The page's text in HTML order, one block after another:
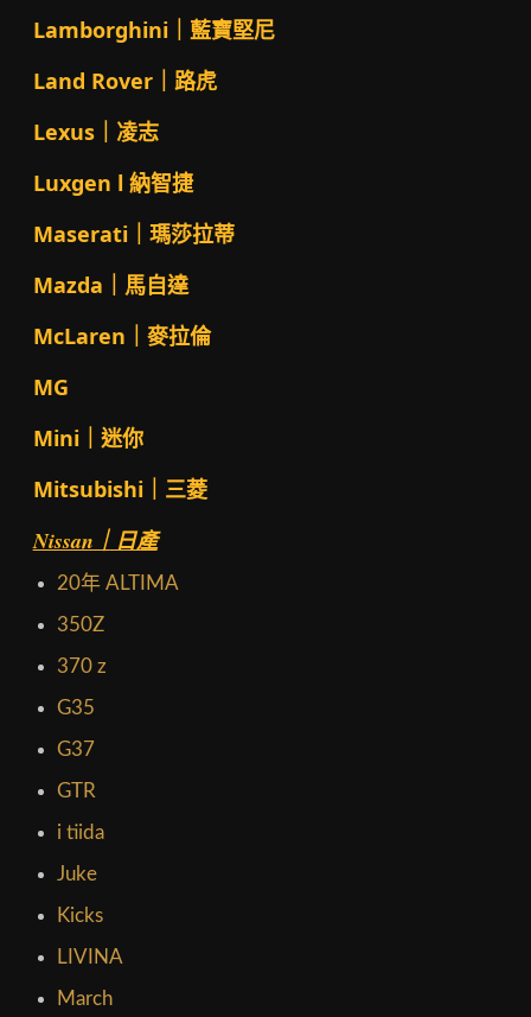
Lamborghini｜藍寶堅尼
Land Rover｜路虎
Lexus｜凌志
Luxgen l 納智捷
Maserati｜瑪莎拉蒂
Mazda｜馬自達
McLaren｜麥拉倫
MG
Mini｜迷你
Mitsubishi｜三菱
Nissan｜日產
20年 ALTIMA
350Z
370 z
G35
G37
GTR
i tiida
Juke
Kicks
LIVINA
March